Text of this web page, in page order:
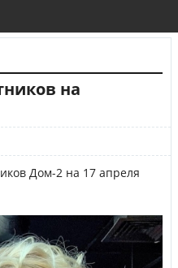
на
Дом-2 на 17 апреля